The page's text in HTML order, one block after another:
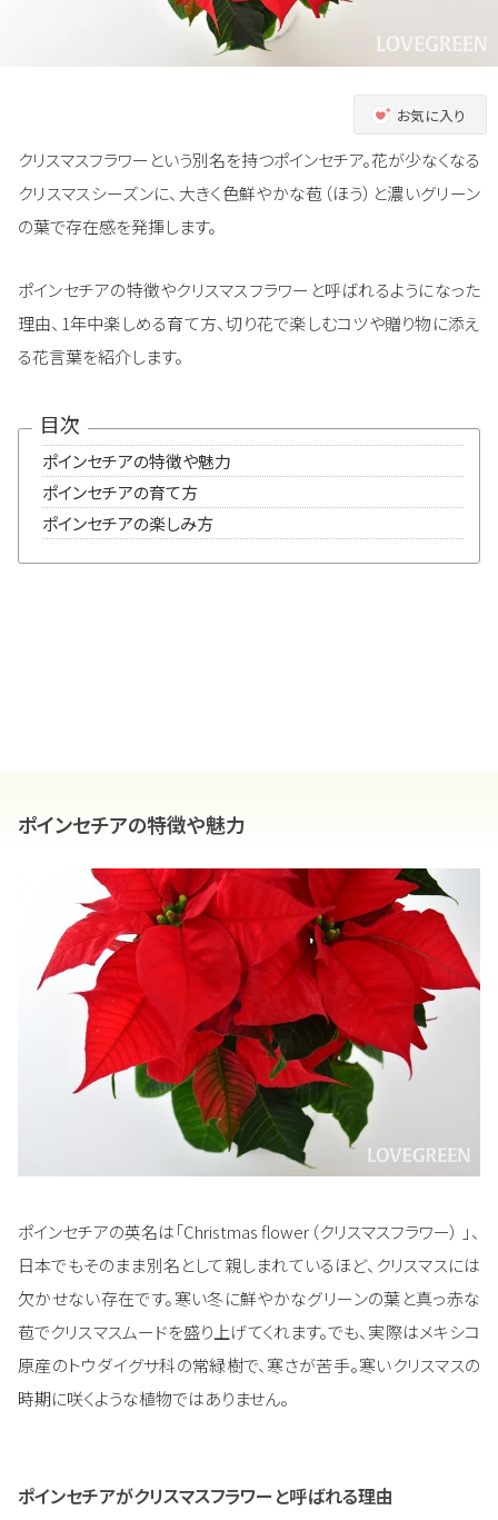
お気に入り
クリスマスフラワーという別名を持つポインセチア。花が少なくなる
クリスマスシーズンに、大きく色鮮やかな苞（ほう）と濃いグリーン
の葉で存在感を発揮します。
ポインセチアの特徴やクリスマスフラワーと呼ばれるようになった
理由、1年中楽しめる育て方、切り花で楽しむコツや贈り物に添え
る花言葉を紹介します。
目次
ポインセチアの特徴や魅力
ポインセチアの育て方
ポインセチアの楽しみ方
ポインセチアの特徴や魅力
ポインセチアの英名は「Christmas flower（クリスマスフラワー） 」、
日本でもそのまま別名として親しまれているほど、クリスマスには
欠かせない存在です。寒い冬に鮮やかなグリーンの葉と真っ赤な
苞でクリスマスムードを盛り上げてくれます。でも、実際はメキシコ
原産のトウダイグサ科の常緑樹で、寒さが苦手。寒いクリスマスの
時期に咲くような植物ではありません。
ポインセチアがクリスマスフラワーと呼ばれる理由